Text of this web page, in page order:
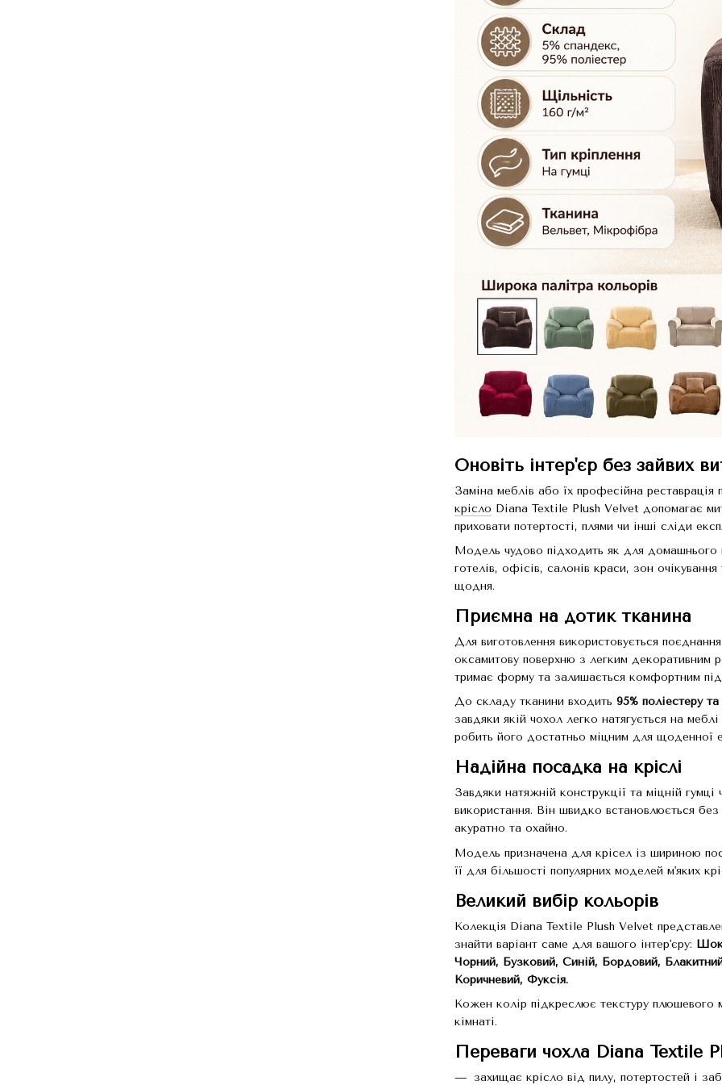
Оновіть інтер'єр без зайвих
Заміна меблів або їх професійна
крісло Diana Textile Plush Velvet допомагає
приховати потертості, плями чи інші сліди
Модель чудово підходить як для домашнього
готелів, офісів, салонів краси, зон
щодня.
Приємна на дотик тканина
Для виготовлення використовується
оксамитову поверхню з легким декоративним
тримає форму та залишається комфортним під
До складу тканини входить 95% поліестеру
завдяки якій чохол легко натягується на
робить його достатньо міцним для щоденної
Надійна посадка на кріслі
Завдяки натяжній конструкції та міцній
використання. Він швидко встановлюється без
акуратно та охайно.
Модель призначена для крісел із шириною
її для більшості популярних моделей м'яких
Великий вибір кольорів
Колекція Diana Textile Plush Velvet
знайти варіант саме для вашого інтер'єру:
Чорний, Бузковий, Синій, Бордовий,
Коричневий, Фуксія.
Кожен колір підкреслює текстуру плюшевого
кімнаті.
Переваги чохла Diana Textile
захищає крісло від пилу, потертостей і